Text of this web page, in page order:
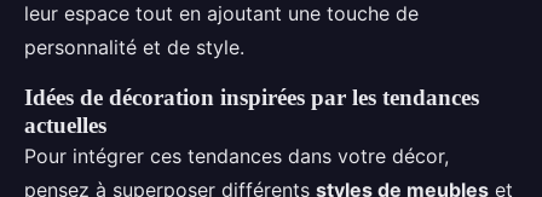
leur espace tout en ajoutant une touche de
personnalité et de style.
Idées de décoration inspirées par les tendances
actuelles
Pour intégrer ces tendances dans votre décor,
pensez à superposer différents styles de meubles et